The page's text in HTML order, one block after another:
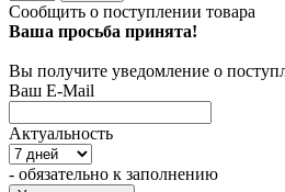
Сообщить о поступлении товара
Ваша просьба принята!
Вы получите уведомление о
Ваш E-Mail
Актуальность
- обязательно к заполнению